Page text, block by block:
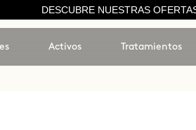
DESCUBRE NUESTRAS
Activos Tratamientos